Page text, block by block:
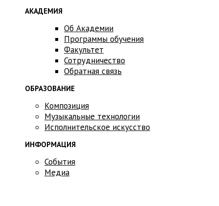
АКАДЕМИЯ
Об Академии
Программы обучения
Факультет
Сотрудничество
Обратная связь
ОБРАЗОВАНИЕ
Композиция
Музыкальные технологии
Исполнительское искусство
ИНФОРМАЦИЯ
События
Медиа